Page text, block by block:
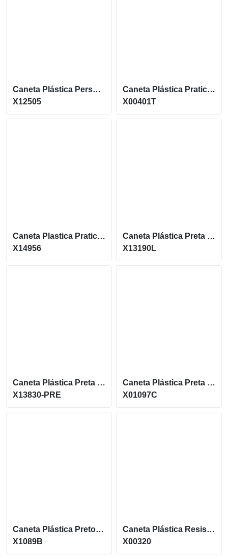
Caneta Plástica Personalizada Pratica Com Acionamento Por Clique X12505
X12505
Caneta Plástica Pratica Com Carga Azul E Acionamento Por Clique X00401T
X00401T
Caneta Plastica Pratica E Moderna Acionamento Por Clique X14956
X14956
Caneta Plástica Preta Comacionamento Por Clique X13190L
X13190L
Caneta Plástica Preta Detalhe Colorido X13830
X13830-PRE
Caneta Plástica Preta Moderna Com Acionamento Por Clique X1097C
X01097C
Caneta Plástica Preto Fosco Com Acionamento Por Clique X1089B
X1089B
Caneta Plástica Resistente Com Acionamento Por Clique X00320
X00320